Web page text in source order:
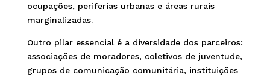
ocupações, periferias urbanas e áreas rurais
marginalizadas.
Outro pilar essencial é a diversidade dos parceiros:
associações de moradores, coletivos de juventude,
grupos de comunicação comunitária, instituições